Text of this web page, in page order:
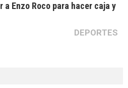
Enzo Roco para hacer caja y
DEPORTES